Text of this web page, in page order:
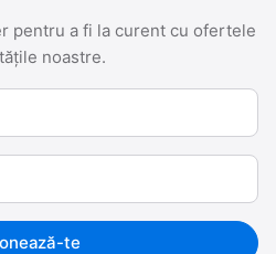
pentru a fi la curent cu ofertele
noastre.
te